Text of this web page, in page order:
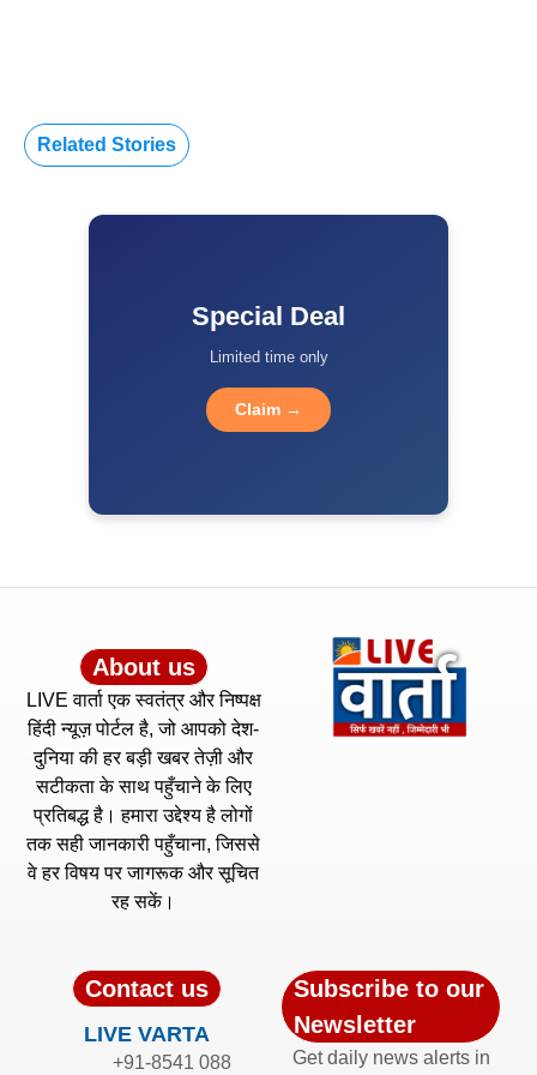
Related Stories
Special Deal
Limited time only
Claim →
About us
LIVE वार्ता एक स्वतंत्र और निष्पक्ष
हिंदी न्यूज़ पोर्टल है, जो आपको देश-
दुनिया की हर बड़ी खबर तेज़ी और
सटीकता के साथ पहुँचाने के लिए
प्रतिबद्ध है। हमारा उद्देश्य है लोगों
तक सही जानकारी पहुँचाना, जिससे
वे हर विषय पर जागरूक और सूचित
रह सकें।
Contact us
LIVE VARTA
+91-8541 088
Subscribe to our
Newsletter
Get daily news alerts in